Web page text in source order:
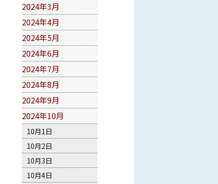
2024年3月
2024年4月
2024年5月
2024年6月
2024年7月
2024年8月
2024年9月
2024年10月
10月1日
10月2日
10月3日
10月4日